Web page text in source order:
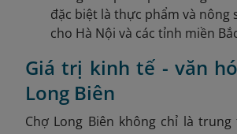
đặc biệt là thực phẩm và nông
cho Hà Nội và các tỉnh miền
Giá trị kinh tế - văn
Long Biên
Chợ Long Biên không chỉ là